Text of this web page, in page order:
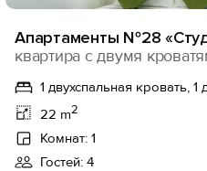
Апартаменты №28
квартира с двумя
1 двухспальная кровать, 1
22 m2
Комнат: 1
Гостей: 4